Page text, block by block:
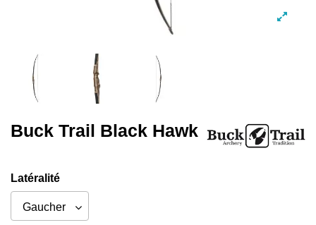
Buck Trail Black Hawk
Latéralité